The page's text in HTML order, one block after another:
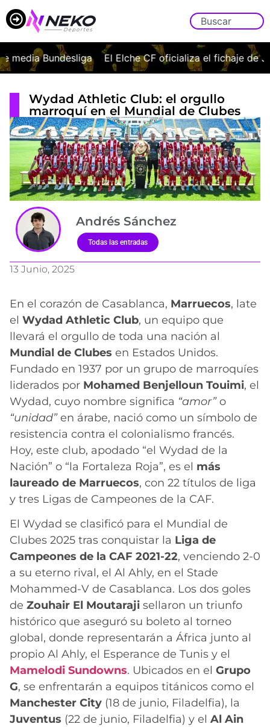
Bundesliga El Elche CF oficializa el fichaje de
Wydad Athletic Club: el orgullo
marroquí en el Mundial de Clubes
Andrés Sánchez
Todas las entradas
13 Junio, 2025
En el corazón de Casablanca, Marruecos, late
el Wydad Athletic Club, un equipo que
llevará el orgullo de toda una nación al
Mundial de Clubes en Estados Unidos.
Fundado en 1937 por un grupo de marroquíes
liderados por Mohamed Benjelloun Touimi, el
Wydad, cuyo nombre significa “amor”o
“unidad”en árabe, nació como un símbolo de
resistencia contra el colonialismo francés.
Hoy, este club, apodado “el Wydad de la
Nación” o “la Fortaleza Roja”, es el más
laureado de Marruecos, con 22 títulos de liga
y tres Ligas de Campeones de la CAF.
El Wydad se clasificó para el Mundial de
Clubes 2025 tras conquistar la Liga de
Campeones de la CAF 2021-22, venciendo 2-0
a su eterno rival, el Al Ahly, en el Stade
Mohammed-V de Casablanca. Los dos goles
de Zouhair El Moutaraji sellaron un triunfo
histórico que aseguró su boleto al torneo
global, donde representarán a África junto al
propio Al Ahly, el Esperance de Tunis y el
Mamelodi Sundowns. Ubicados en el Grupo
G, se enfrentarán a equipos titánicos como el
Manchester City (18 de junio, Filadelfia), la
Juventus (22 de junio, Filadelfia) y el Al Ain